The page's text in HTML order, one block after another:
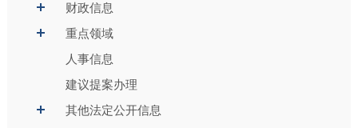
财政信息
重点领域
人事信息
建议提案办理
其他法定公开信息